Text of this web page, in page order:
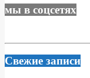
мы в соцсетях
Свежие записи